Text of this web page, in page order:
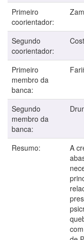
Primeiro
coorientador:
Segundo
coorientador:
Primeiro
membro da
banca:
Segundo
membro da
banca:
Resumo:
A